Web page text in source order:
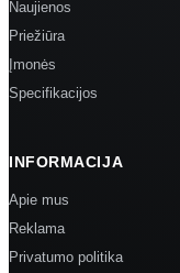
Naujienos
Priežiūra
Įmonės
Specifikacijos
INFORMACIJA
Apie mus
Reklama
Privatumo politika